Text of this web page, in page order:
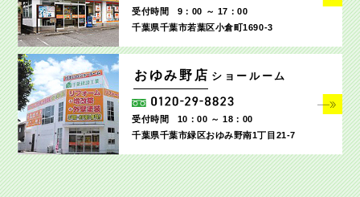
受付時間
9：00 ～ 17：00
千葉県千葉市若葉区小倉町1690‐3
おゆみ野店 ショールーム
受付時間
10：00 ～ 18：00
千葉県千葉市緑区おゆみ野南1丁目21-7